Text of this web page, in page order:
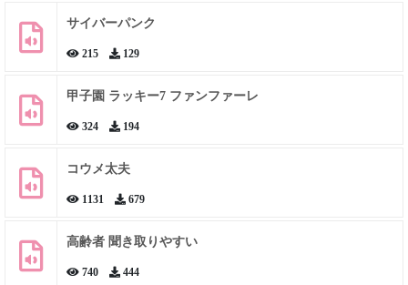
サイバーパンク
215 129
甲子園 ラッキー7 ファンファーレ
324 194
コウメ太夫
1131 679
高齢者 聞き取りやすい
740 444